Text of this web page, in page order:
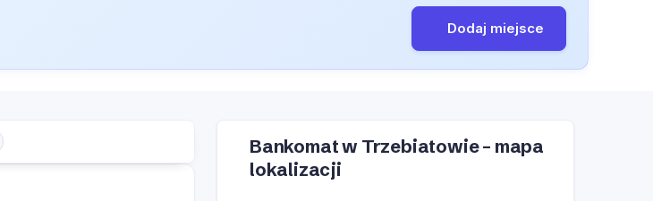
Dodaj miejsce
Bankomat w Trzebiatowie – mapa
lokalizacji